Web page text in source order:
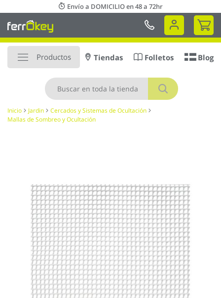
al
contenido
Envío a DOMICILIO en 48 a 72hr
Mi
Productos
Buscar
Tiendas Folletos Blog
Inicio Jardin
Cercados y Sistemas de Ocultación
Mallas de Sombreo y Ocultación
imágenes